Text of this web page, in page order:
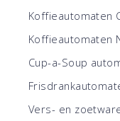
Koffieautomaten
Koffieautomaten
Cup-a-Soup
Vers- en